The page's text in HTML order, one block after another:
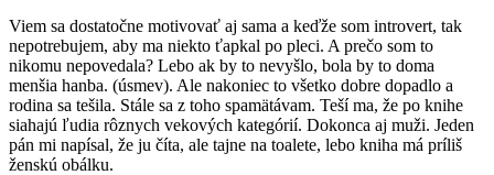
Viem sa dostatočne motivovať aj sama a keďže som introvert, tak
nepotrebujem, aby ma niekto ťapkal po pleci. A prečo som to
nikomu nepovedala? Lebo ak by to nevyšlo, bola by to doma
menšia hanba. (úsmev). Ale nakoniec to všetko dobre dopadlo a
rodina sa tešila. Stále sa z toho spamätávam. Teší ma, že po knihe
siahajú ľudia rôznych vekových kategórií. Dokonca aj muži. Jeden
pán mi napísal, že ju číta, ale tajne na toalete, lebo kniha má príliš
ženskú obálku.